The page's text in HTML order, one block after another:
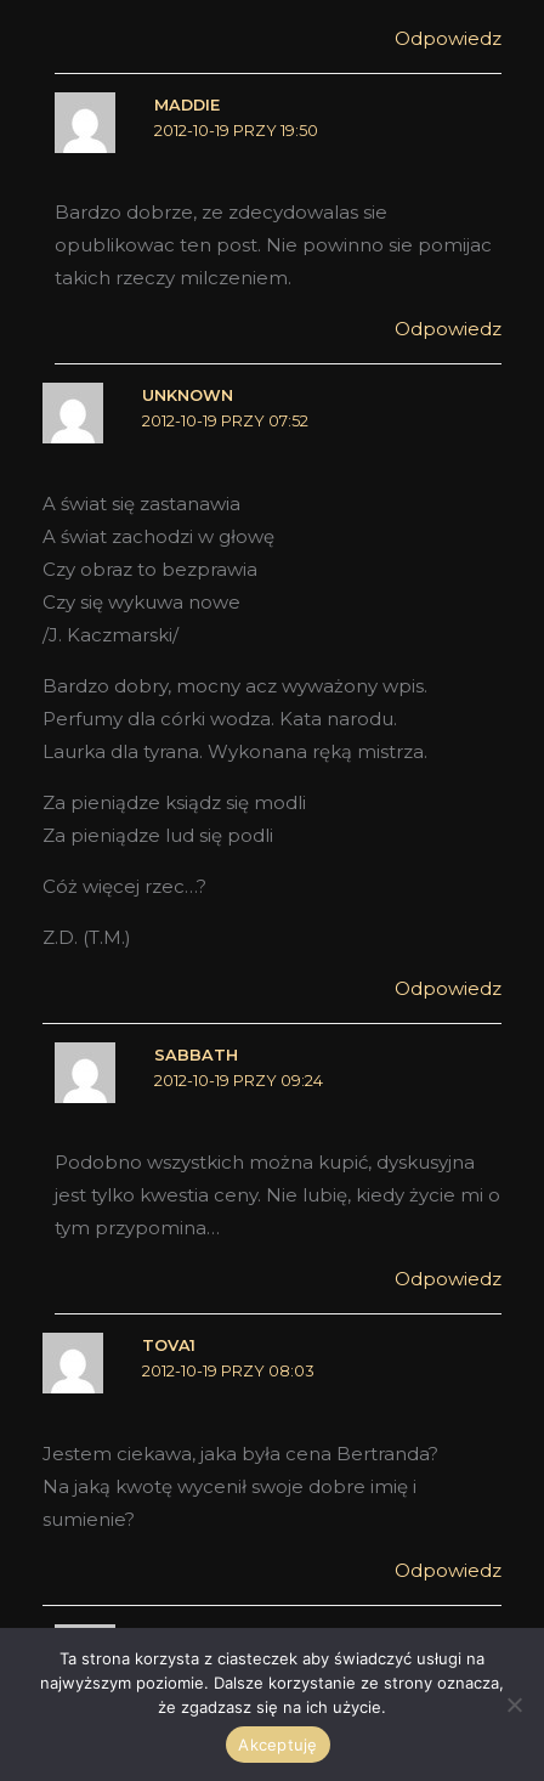
Odpowiedz
MADDIE
2012-10-19 PRZY 19:50
Bardzo dobrze, ze zdecydowalas sie
opublikowac ten post. Nie powinno sie pomijac
takich rzeczy milczeniem.
Odpowiedz
UNKNOWN
2012-10-19 PRZY 07:52
A świat się zastanawia
A świat zachodzi w głowę
Czy obraz to bezprawia
Czy się wykuwa nowe
/J. Kaczmarski/
Bardzo dobry, mocny acz wyważony wpis.
Perfumy dla córki wodza. Kata narodu.
Laurka dla tyrana. Wykonana ręką mistrza.
Za pieniądze ksiądz się modli
Za pieniądze lud się podli
Cóż więcej rzec…?
Z.D. (T.M.)
Odpowiedz
SABBATH
2012-10-19 PRZY 09:24
Podobno wszystkich można kupić, dyskusyjna
jest tylko kwestia ceny. Nie lubię, kiedy życie mi o
tym przypomina…
Odpowiedz
TOVA1
2012-10-19 PRZY 08:03
Jestem ciekawa, jaka była cena Bertranda?
Na jaką kwotę wycenił swoje dobre imię i
sumienie?
Odpowiedz
2012-10-19 PRZY 09:25
Ja nawet nie wiem, czy jestem ciekawa. Po co
Ta strona korzysta z ciasteczek aby świadczyć usługi na
najwyższym poziomie. Dalsze korzystanie ze strony oznacza,
że zgadzasz się na ich użycie.
Akceptuję